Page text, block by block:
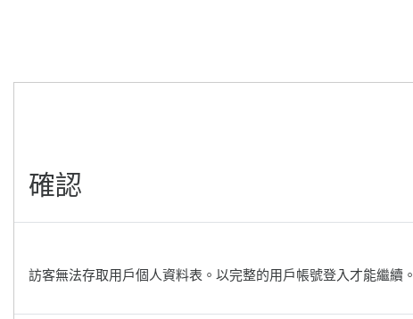
確認
訪客無法存取用戶個人資料表。以完整的用戶帳號登入才能繼續。